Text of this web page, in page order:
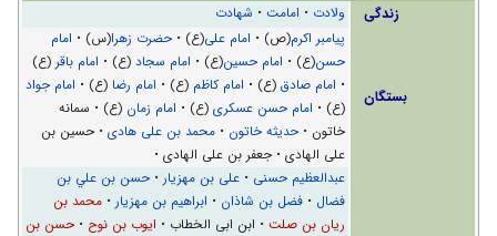
زندگی ولادت • امامت • شهادت
بستگان
پیامبر اکرم(ص) • امام علی(ع) • حضرت زهرا(س) • امام
حسن(ع) • امام حسین(ع) • امام سجاد(ع) • امام باقر (ع)
• امام صادق(ع) • امام کاظم (ع) • امام رضا (ع) • امام جواد
(ع) • امام حسن عسکری(ع) • امام زمان (ع) • سمانه
خاتون • حديثه خاتون • محمد بن علی هادی• حسین بن
علی الهادی • جعفر بن علی الهادی •
عبدالعظیم حسنی • علی بن مهزیار• حسن بن علي بن
فضال • فضل بن شاذان • ابراهیم بن مهزیار• محمد بن
ریان بن صلت • ابن ابی الخطاب • ايوب بن نوح • حسن بن